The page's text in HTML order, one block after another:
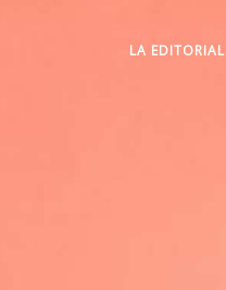
LA EDITORIAL